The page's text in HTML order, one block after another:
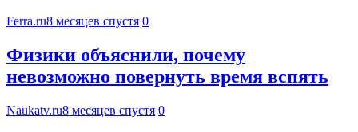
Ferra.ru8 месяцев спустя 0
Физики объяснили, почему
невозможно повернуть время вспять
Naukatv.ru8 месяцев спустя 0